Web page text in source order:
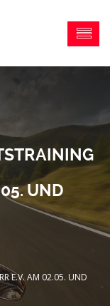
UND
E.V. AM 02.05. UND